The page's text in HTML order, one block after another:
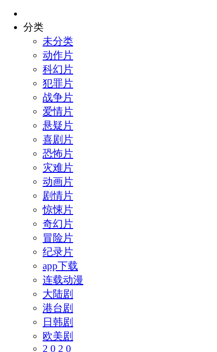
分类
未分类
动作片
科幻片
犯罪片
战争片
爱情片
悬疑片
喜剧片
恐怖片
灾难片
动画片
剧情片
惊悚片
奇幻片
冒险片
纪录片
app下载
连载动漫
大陆剧
港台剧
日韩剧
欧美剧
2 0 2 0